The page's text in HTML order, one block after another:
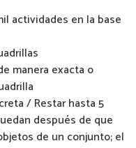
actividades en la base
manera exacta o
/ Restar hasta 5
después de que
de un conjunto; el